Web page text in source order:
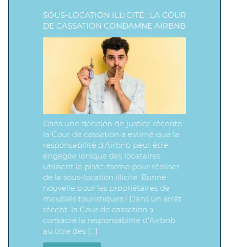
SOUS-LOCATION ILLICITE : LA COUR
DE CASSATION CONDAMNE AIRBNB
Dans une décision de justice récente,
la Cour de cassation a estimé que la
responsabilité d’Airbnb peut être
engagée lorsque des locataires
utilisent la plate-forme pour réaliser
de la sous-location illicite. Bonne
nouvelle pour les propriétaires de
meublés touristiques ! Dans un arrêt
récent, la Cour de cassation a
consacré la responsabilité d’Airbnb
au titre des […]